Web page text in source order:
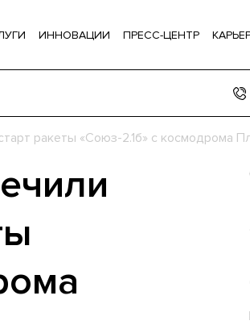
ИННОВАЦИИ ПРЕСС-ЦЕНТР
ракеты «Союз-2.1б» с космодрома